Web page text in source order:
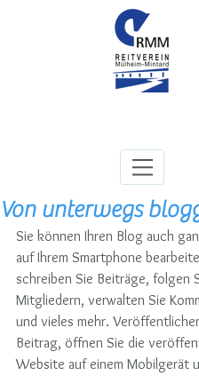
Von unterwegs
Sie können Ihren Blog auch
auf Ihrem Smartphone
schreiben Sie Beiträge, folgen
Mitgliedern, verwalten Sie
und vieles mehr.
Beitrag, öffnen Sie die
Website auf einem Mobilgerät